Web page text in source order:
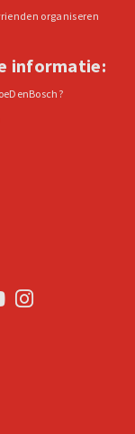
organiseren
informatie: